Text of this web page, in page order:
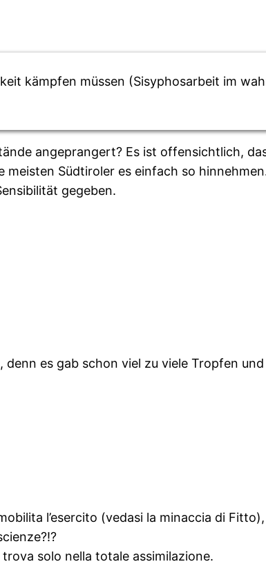
kämpfen müssen (Sisyphosarbeit im
angeprangert? Es ist offensichtlich,
Südtiroler es einfach so
gegeben.
es gab schon viel zu viele Tropfen
l’esercito (vedasi la minaccia di
solo nella totale assimilazione.